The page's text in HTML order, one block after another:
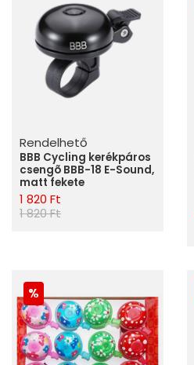
Rendelhető
BBB Cycling kerékpáros
csengõ BBB-18 E-Sound,
matt fekete
1 820 Ft
1 820 Ft